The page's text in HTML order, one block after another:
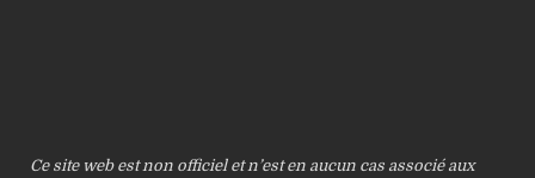
Ce site web est non officiel et n’est en aucun cas associé aux